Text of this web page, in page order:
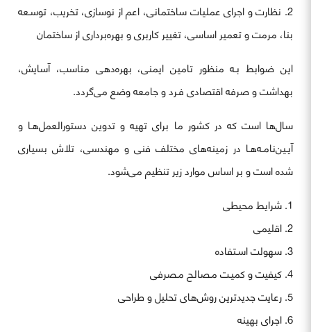
2. نظارت و اجرای عملیات ساختمانی، اعم از نوسازی، تخریب، توسـعه
بنا، مرمت و تعمیر اساسی، تغییر کاربری و بهره‌برداری از ساختمان
این ضوابط بـه منظور تامین ایمنی، بهره‌دهی مناسب، آسایش،
بهداشت و صرفه اقتصادی فـرد و جامعه وضع می‌گردد.
سال‌ها است که در کشور ما برای تهیه و تدوین دستورالعمل‌هـا و
آیـین‌نامـه‌هـا در زمینه‌های مختلف فنی و مهندسی، تلاش بسیاری
شده است و بر اساس موارد زیر تنظیم می‌شود.
شرایط محیطی
اقلیمی
سهولت اسـتفاده
کیفیت و کمیـت مـصالح مـصرفی
رعایت جدیدترین روش‌های تحلیل و طراحی
اجرای بهینه